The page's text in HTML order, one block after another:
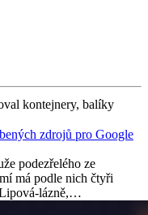
kontejnery, balíky
zdrojů pro Google
podezřelého ze
má podle nich čtyři
lázně,…